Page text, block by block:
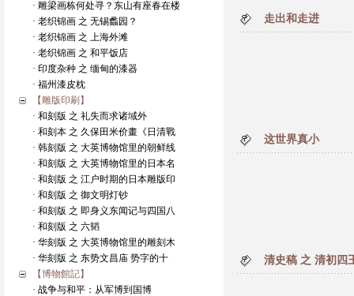
· 雕梁画栋何处寻？东山有座春在楼
· 老织锦画 之 无锡蠡园？
· 老织锦画 之 上海外滩
· 老织锦画 之 和平饭店
· 印度杂种 之 缅甸的漆器
· 福州漆皮枕
【雕版印刷】
· 和刻版 之 礼失而求诸域外
· 和刻本 之 久保田米价畫《日清戰
· 韩刻版 之 大英博物馆里的朝鲜线
· 和刻版 之 大英博物馆里的日本名
· 和刻版 之 江户时期的日本雕版印
· 和刻版 之 御文明灯钞
· 和刻版 之 即身义东闻记与四国八
· 和刻版 之 六韬
· 华刻版 之 大英博物馆里的雕刻木
· 华刻版 之 东势文昌庙 势字的十
【博物館記】
· 战争与和平：从军博到国博
走出和走进
这世界真小
清史稿 之 清初四